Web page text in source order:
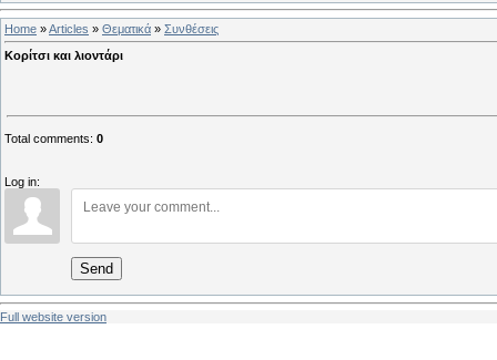
Home »Articles » Θεματικά » Συνθέσεις
Κορίτσι και λιοντάρι
Total comments: 0
Log in:
Send
Full website version